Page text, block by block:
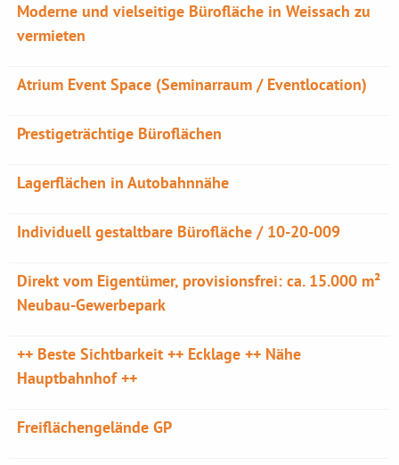
Moderne und vielseitige Bürofläche in Weissach zu
vermieten
Atrium Event Space (Seminarraum / Eventlocation)
Prestigeträchtige Büroflächen
Lagerflächen in Autobahnnähe
Individuell gestaltbare Bürofläche / 10-20-009
Direkt vom Eigentümer, provisionsfrei: ca. 15.000 m²
Neubau-Gewerbepark
++ Beste Sichtbarkeit ++ Ecklage ++ Nähe
Hauptbahnhof ++
Freiflächengelände GP